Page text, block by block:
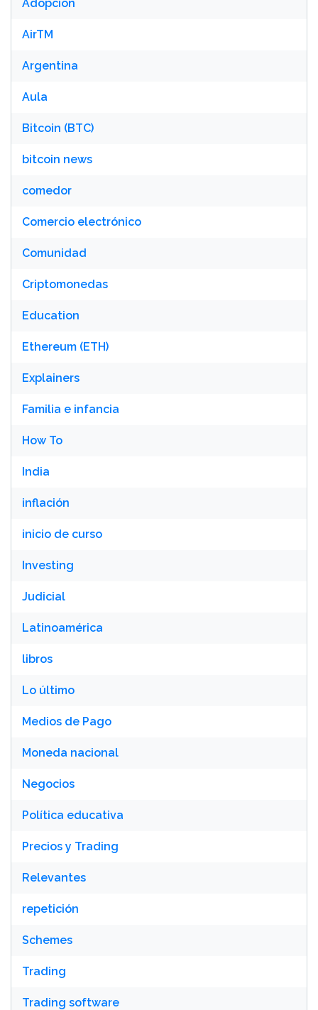
Adopción
AirTM
Argentina
Aula
Bitcoin (BTC)
bitcoin news
comedor
Comercio electrónico
Comunidad
Criptomonedas
Education
Ethereum (ETH)
Explainers
Familia e infancia
How To
India
inflación
inicio de curso
Investing
Judicial
Latinoamérica
libros
Lo último
Medios de Pago
Moneda nacional
Negocios
Política educativa
Precios y Trading
Relevantes
repetición
Schemes
Trading
Trading software